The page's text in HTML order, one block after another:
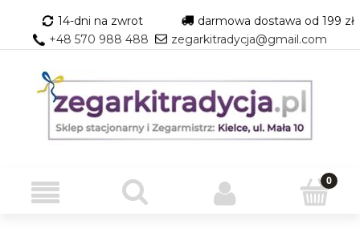
14-dni na zwrot
darmowa dostawa od 199 zł
+48 570 988 488
zegarkitradycja@gmail.com